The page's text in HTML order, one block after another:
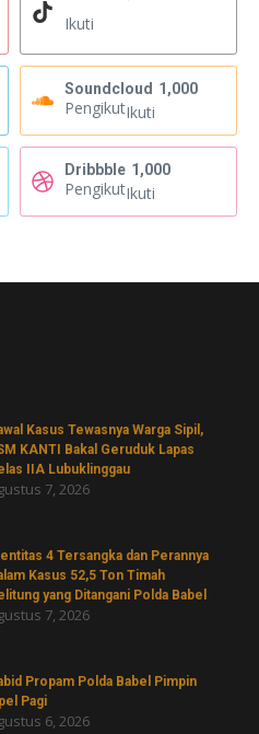
Ikuti
Soundcloud 1,000
PengikutIkuti
Dribbble 1,000
PengikutIkuti
Kasus Tewasnya Warga Sipil,
KANTI Bakal Geruduk Lapas
IIA Lubuklinggau
7, 2026
4 Tersangka dan Perannya
Kasus 52,5 Ton Timah
yang Ditangani Polda Babel
7, 2026
Propam Polda Babel Pimpin
Pagi
6, 2026